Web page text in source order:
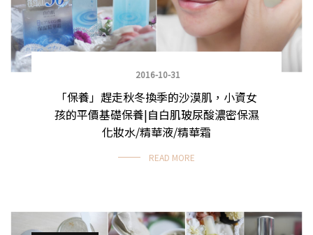
2016-10-31
「保養」趕走秋冬換季的沙漠肌，小資女
孩的平價基礎保養|自白肌玻尿酸濃密保濕
化妝水/精華液/精華霜
READ MORE